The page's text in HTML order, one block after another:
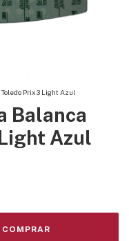
Toledo Prix3 Light Azul
Balanca
Azul